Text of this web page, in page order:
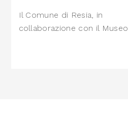
Il Comune di Resia, in
collaborazione con il Museo